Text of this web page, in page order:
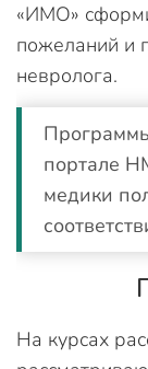
«ИМО»
пожеланий и
невролога.
портале
медики
На курсах